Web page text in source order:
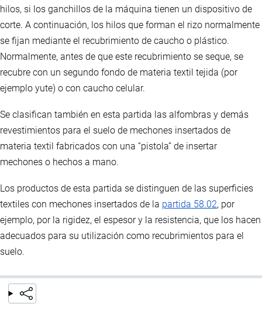
hilos, si los ganchillos de la máquina tienen un dispositivo de
corte. A continuación, los hilos que forman el rizo normalmente
se fijan mediante el recubrimiento de caucho o plástico.
Normalmente, antes de que este recubrimiento se seque, se
recubre con un segundo fondo de materia textil tejida (por
ejemplo yute) o con caucho celular.
Se clasifican también en esta partida las alfombras y demás
revestimientos para el suelo de mechones insertados de
materia textil fabricados con una “pistola” de insertar
mechones o hechos a mano.
Los productos de esta partida se distinguen de las superficies
textiles con mechones insertados de la partida 58.02, por
ejemplo, por la rigidez, el espesor y la resistencia, que los hacen
adecuados para su utilización como recubrimientos para el
suelo.